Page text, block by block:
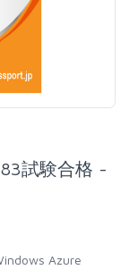
試験合格 -
Azure